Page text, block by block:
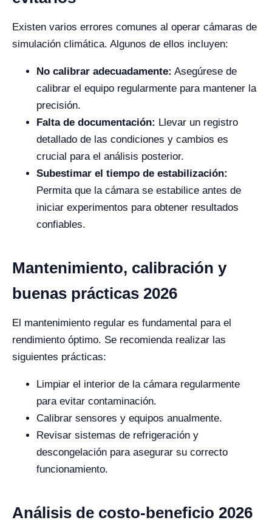
Existen varios errores comunes al operar cámaras de
simulación climática. Algunos de ellos incluyen:
No calibrar adecuadamente: Asegúrese de
calibrar el equipo regularmente para mantener la
precisión.
Falta de documentación: Llevar un registro
detallado de las condiciones y cambios es
crucial para el análisis posterior.
Subestimar el tiempo de estabilización:
Permita que la cámara se estabilice antes de
iniciar experimentos para obtener resultados
confiables.
Mantenimiento, calibración y
buenas prácticas 2026
El mantenimiento regular es fundamental para el
rendimiento óptimo. Se recomienda realizar las
siguientes prácticas:
Limpiar el interior de la cámara regularmente
para evitar contaminación.
Calibrar sensores y equipos anualmente.
Revisar sistemas de refrigeración y
descongelación para asegurar su correcto
funcionamiento.
Análisis de costo-beneficio 2026